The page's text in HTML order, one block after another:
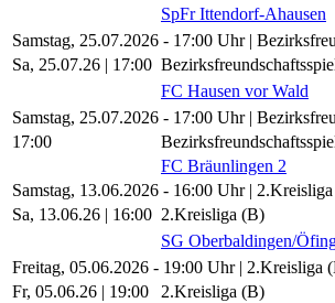
SpFr Ittendorf-Ahausen
Samstag, 25.07.2026 - 17:00 Uhr |
Sa, 25.07.26 | 17:00
FC Hausen vor Wald
Samstag, 25.07.2026 - 17:00 Uhr |
17:00
FC Bräunlingen 2
Samstag, 13.06.2026 - 16:00 Uhr |
Sa, 13.06.26 | 16:00 2.Kreisliga (B)
SG Oberbaldingen/​
Freitag, 05.06.2026 - 19:00 Uhr | 2.Kreisliga
Fr, 05.06.26 | 19:00 2.Kreisliga (B)